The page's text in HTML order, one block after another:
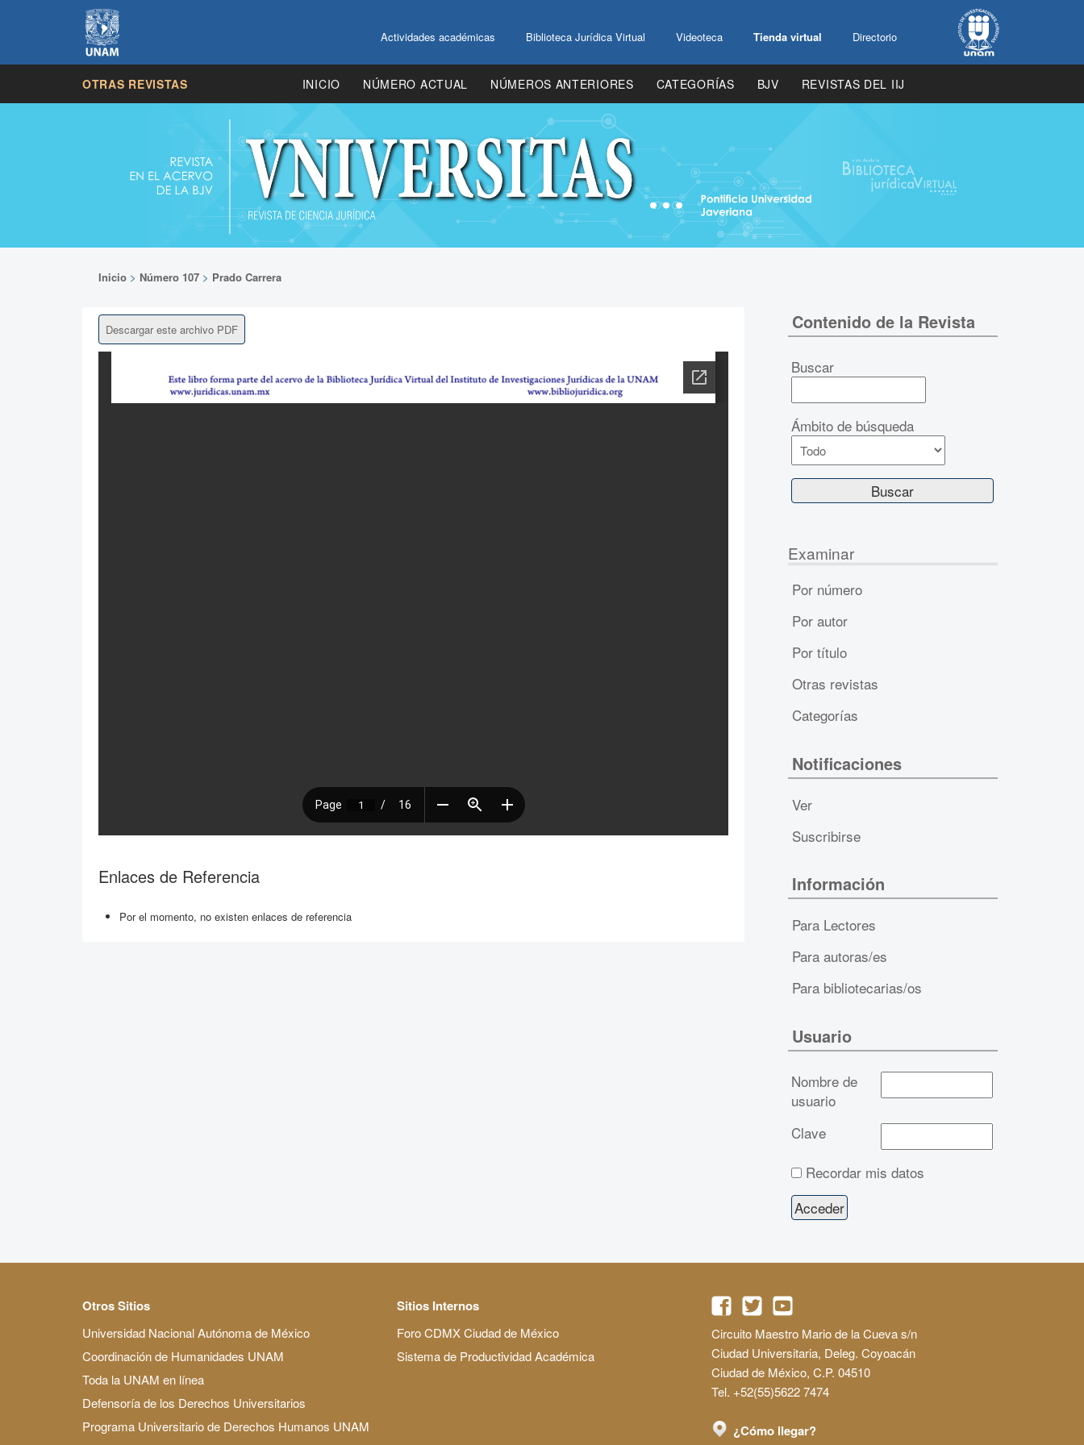
Actividades académicas Biblioteca Jurídica Virtual Videoteca Tienda virtual Directorio
OTRAS REVISTAS INICIO NÚMERO ACTUAL NÚMEROS ANTERIORES CATEGORÍAS BJV REVISTAS DEL IIJ
Inicio > Número 107 > Prado Carrera
Descargar este archivo PDF
Enlaces de Referencia
Por el momento, no existen enlaces de referencia
Contenido de la Revista
Buscar
Ámbito de búsqueda
Examinar
Por número
Por autor
Por título
Otras revistas
Categorías
Notificaciones
Ver
Suscribirse
Información
Para Lectores
Para autoras/es
Para bibliotecarias/os
Usuario
Nombre de
usuario
Clave
Recordar mis datos
Otros Sitios
Universidad Nacional Autónoma de México
Coordinación de Humanidades UNAM
Toda la UNAM en línea
Defensoría de los Derechos Universitarios
Programa Universitario de Derechos Humanos UNAM
Sitios Internos
Foro CDMX Ciudad de México
Sistema de Productividad Académica
Circuito Maestro Mario de la Cueva s/n
Ciudad Universitaria, Deleg. Coyoacán
Ciudad de México, C.P. 04510
Tel. +52(55)5622 7474
¿Cómo llegar?